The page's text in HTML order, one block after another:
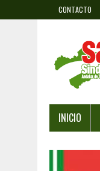
CONTACTO
INICIO